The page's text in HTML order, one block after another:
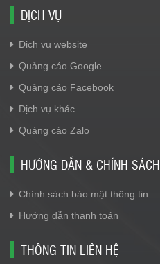
DỊCH VỤ
Dịch vụ website
Quảng cáo Google
Quảng cáo Facebook
Dịch vụ khác
Quảng cáo Zalo
HƯỚNG DẪN & CHÍNH SÁCH
Chính sách bảo mật thông tin
Hướng dẫn thanh toán
THÔNG TIN LIÊN HỆ